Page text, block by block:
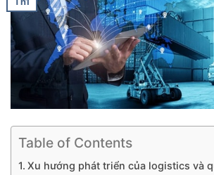
Table of Contents
Xu hướng phát triển của logistics và